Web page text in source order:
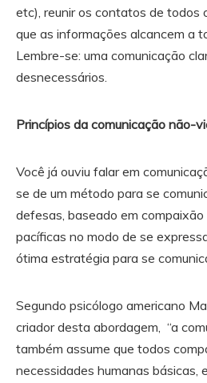
etc), reunir os contatos de todos
que as informações alcancem a
Lembre-se: uma comunicação
desnecessários.
Princípios da comunicação não-
Você já ouviu falar em
se de um método para se
defesas, baseado em
pacíficas no modo de se
ótima estratégia para se
Segundo psicólogo americano
criador desta abordagem, “a
também assume que todos
necessidades humanas básicas,